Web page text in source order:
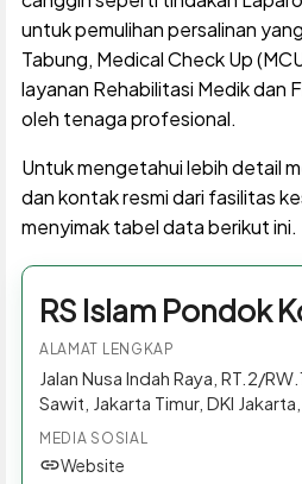
untuk pemulihan persalinan
Tabung, Medical Check Up
layanan Rehabilitasi Medik dan
oleh tenaga profesional.
Untuk mengetahui lebih detail
dan kontak resmi dari fasilitas
menyimak tabel data berikut ini.
RS Islam Pondok
ALAMAT LENGKAP
Jalan Nusa Indah Raya, RT.2/
Sawit, Jakarta Timur, DKI
MEDIA SOSIAL
Website